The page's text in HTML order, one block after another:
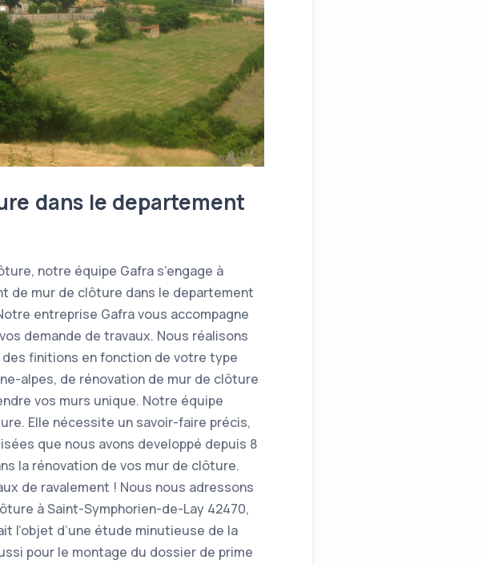
dans le departement
notre équipe Gafra s’engage à
de mur de clôture dans le departement
entreprise Gafra vous accompagne
demande de travaux. Nous réalisons
finitions en fonction de votre type
alpes, de rénovation de mur de clôture
vos murs unique. Notre équipe
Elle nécessite un savoir-faire précis,
que nous avons developpé depuis 8
la rénovation de vos mur de clôture.
de ravalement ! Nous nous adressons
à Saint-Symphorien-de-Lay 42470,
l’objet d’une étude minutieuse de la
pour le montage du dossier de prime